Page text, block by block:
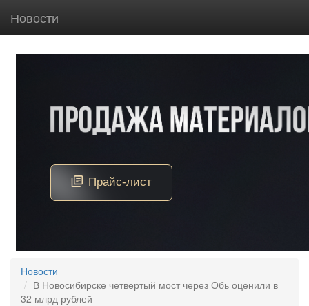
Новости
Новости
В Новосибирске четвертый мост через Обь оценили в
32 млрд рублей